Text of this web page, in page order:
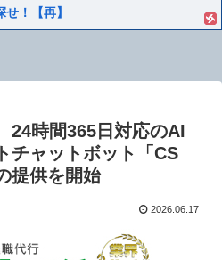
せ！【再】
24時間365日対応のAI
チャットボット「CS
提供を開始
2026.06.17